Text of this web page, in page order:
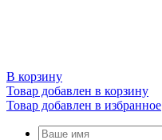
В корзину
Товар добавлен в корзину
Товар добавлен в избранное